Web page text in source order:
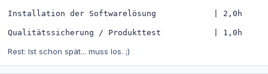
Installation der Softwarelösung            | 2,0h
Qualitätssicherung / Produkttest           | 1,0h
Rest: Ist schon spät... muss los. ;)